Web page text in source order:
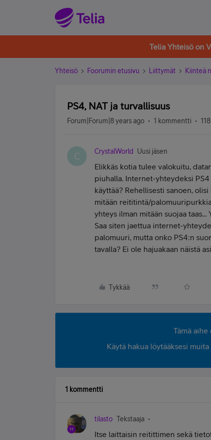
Telia Yhteisö on
Yhteisö Foorumin etusivu Liittymät Kiinteä
PS4, NAT ja turvallisuus
Forum|Forum|8 years ago 1 kommentti
C CrystalWorld Uusi jäsen
Elikkäs kotia tulee valokuitu,
piuhalla. Internet-yhteydeksi
käyttää? Rehellisesti sanoen,
mitään reititintä/
yhteys ilman mitään suojaa
Saa siten jaettua internet-
palomuuri, mutta onko PS4:n
tavalla? Ei ole hajuakaan näistä
Tykkää
Tämä
Käytä hakua löytääksesi
1 kommentti
tilasto Tekstaaja
Itse laittaisin reitittimen sekä